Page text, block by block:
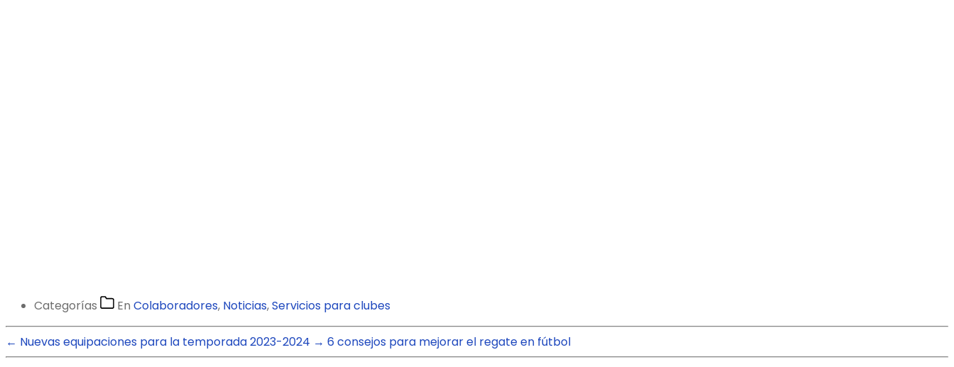
Categorías En Colaboradores, Noticias,Servicios para clubes
← Nuevas equipaciones para la temporada 2023-2024 → 6 consejos para mejorar el regate en fútbol